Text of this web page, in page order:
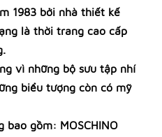
1983 bởi nhà thiết kế
là thời trang cao cấp
vì những bộ sưu tập nhí
biểu tượng còn có mỹ
bao gồm: MOSCHINO